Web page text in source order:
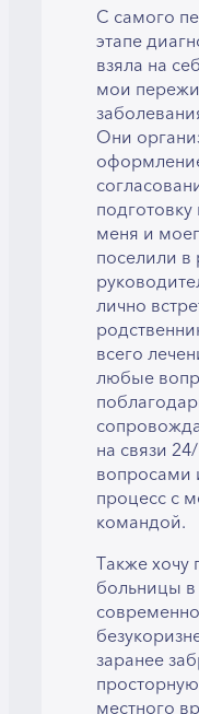
С самого
этапе
взяла на
мои
Они
меня и
поселили
лично
всего
любые
на связи
вопросами
процесс с
командой.
Также
больницы
заранее